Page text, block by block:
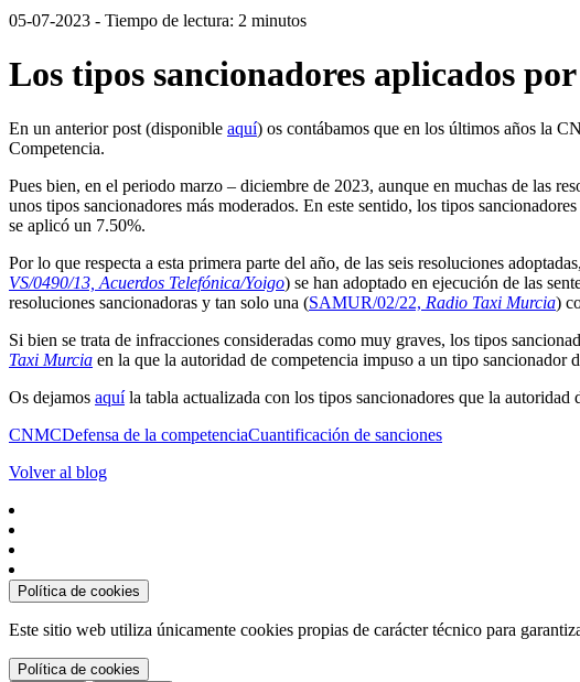
05-07-2023 - Tiempo de lectura: 2 minutos
Los tipos sancionadores aplicados
En un anterior post (disponible aquí) os contábamos que en los últimos años la
Competencia.
Pues bien, en el periodo marzo – diciembre de 2023, aunque en muchas de las
unos tipos sancionadores más moderados. En este sentido, los tipos
se aplicó un 7.50%.
Por lo que respecta a esta primera parte del año, de las seis resoluciones
VS/0490/13, Acuerdos Telefónica/Yoigo) se han adoptado en ejecución de las
resoluciones sancionadoras y tan solo una (SAMUR/02/22, Radio Taxi Murcia)
Si bien se trata de infracciones consideradas como muy graves, los tipos
Taxi Murcia en la que la autoridad de competencia impuso a un tipo sancionador
Os dejamos aquíla tabla actualizada con los tipos sancionadores que la
CNMCDefensa de la competenciaCuantificación de sanciones
Volver al blog
Política de cookies
Este sitio web utiliza únicamente cookies propias de carácter técnico para
Política de cookies